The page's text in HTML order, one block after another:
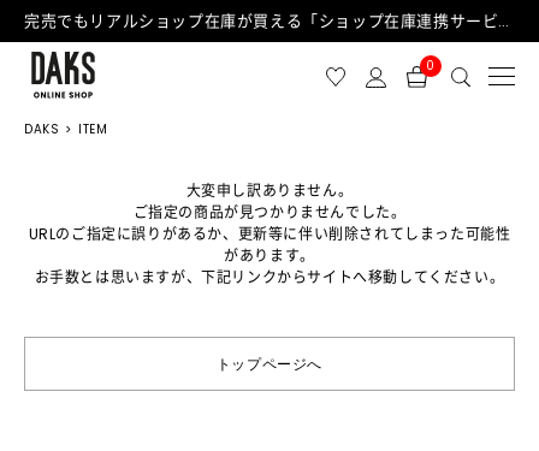
完売でもリアルショップ在庫が買える「ショップ在庫連携サービス」が日中もご利用可能になりました！
0
DAKS ITEM
大変申し訳ありません。
ご指定の商品が見つかりませんでした。
URLのご指定に誤りがあるか、更新等に伴い削除されてしまった可能性
があります。
お手数とは思いますが、下記リンクからサイトへ移動してください。
トップページへ